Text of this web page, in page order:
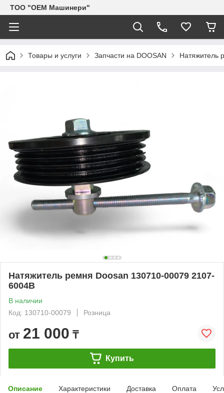
TOO "OEM Машинери"
Товары и услуги Запчасти на DOOSAN Натяжитель
Натяжитель ремня Doosan 130710-00079 2107-
6004B
В наличии
Код: 130710-00079
Розница
от 21 000 ₸
Купить
Описание Характеристики Доставка Оплата